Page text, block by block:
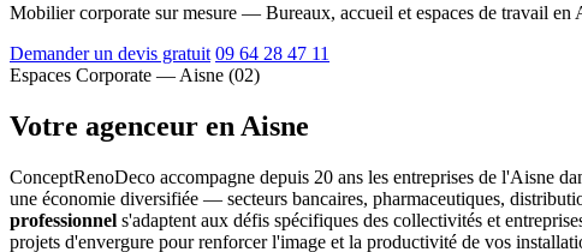
Mobilier corporate sur mesure — Bureaux, accueil et espaces de travail en
Demander un devis gratuit 09 64 28 47 11
Espaces Corporate — Aisne (02)
Votre agenceur en Aisne
ConceptRenoDeco accompagne depuis 20 ans les entreprises de l'Aisne
une économie diversifiée — secteurs bancaires, pharmaceutiques,
professionnel s'adaptent aux défis spécifiques des collectivités et
projets d'envergure pour renforcer l'image et la productivité de vos